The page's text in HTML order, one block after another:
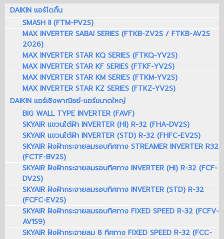
DAIKIN แอร์ไดกิ้น
SMASH II (FTM-PV2S)
MAX INVERTER SABAI SERIES (FTKB-ZV2S / FTKB-AV2S
2026)
MAX INVERTER STAR KQ SERIES (FTKQ-YV2S)
MAX INVERTER STAR KF SERIES (FTKF-YV2S)
MAX INVERTER STAR KM SERIES (FTKM-YV2S)
MAX INVERTER STAR KZ SERIES (FTKZ-YV2S)
DAIKIN แอร์เชิงพาณิชย์-แอร์ขนาดใหญ่
BIG WALL TYPE INVERTER (FAVF)
SKYAIR แขวนใต้ฝ้า INVERTER (HI) R-32 (FHA-DV2S)
SKYAIR แขวนใต้ฝ้า INVERTER (STD) R-32 (FHFC-EV2S)
SKYAIR ฝังฝ้ากระจายลมรอบทิศทาง STREAMER INVERTER R32
(FCTF-BV2S)
SKYAIR ฝังฝ้ากระจายลมรอบทิศทาง INVERTER (HI) R-32 (FCF-
DV2S)
SKYAIR ฝังฝ้ากระจายลมรอบทิศทาง INVERTER (STD) R-32
(FCFC-EV2S)
SKYAIR ฝังฝ้ากระจายลมรอบทิศทาง FIXED SPEED R-32 (FCFV-
AV1S9)
SKYAIR ฝังฝ้ากระจายลม 8 ทิศทาง FIXED SPEED R-32 (FCC-